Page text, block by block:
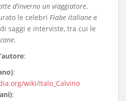
d’inverno un viaggiatore,
le celebri Fiabe italiane e
saggi e interviste, tra cui le
.
:
:
wiki/Italo_Calvino
: